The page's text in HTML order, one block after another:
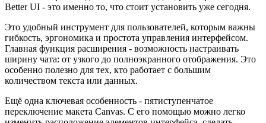
Better UI - это именно то, что стоит установить уже сегодня.
Это удобный инструмент для пользователей, которым важны
гибкость, эргономика и простота управления интерфейсом.
Главная функция расширения - возможность настраивать
ширину чата: от узкого до полноэкранного отображения. Это
особенно полезно для тех, кто работает с большим
количеством текста или данных.
Ещё одна ключевая особенность - пятиступенчатое
переключение макета Canvas. С его помощью можно легко